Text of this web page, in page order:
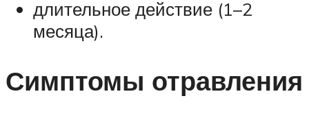
длительное действие (1–2
месяца).
Симптомы отравления